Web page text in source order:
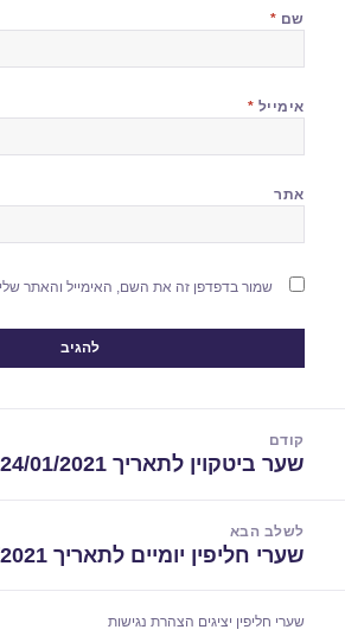
שם *
אימייל *
אתר
שמור בדפדפן זה את השם, האימייל והאתר
קודם
הפוסט
שער ביטקוין לתאריך 24/01/2021
לשלב הבא
הפוסט
שערי חליפין יומיים לתאריך 25/01/2021
שערי חליפין יציגים הצהרת נגישות